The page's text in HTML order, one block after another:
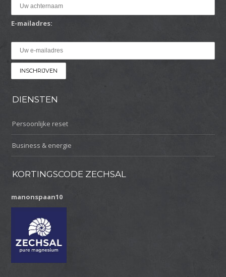
E-mailadres:
DIENSTEN
Persoonlijke reset
Business & energie
KORTINGSCODE ZECHSAL
manonspaan10